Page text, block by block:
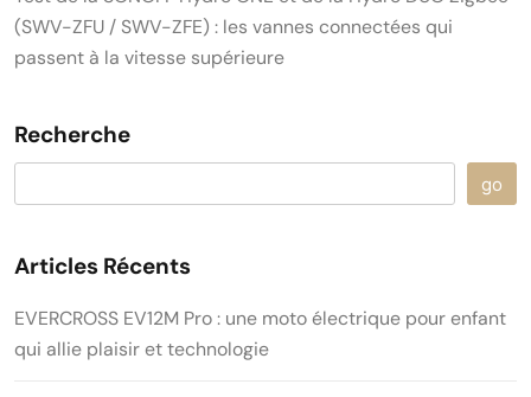
(SWV-ZFU / SWV-ZFE) : les vannes connectées qui
passent à la vitesse supérieure
Recherche
go
Articles Récents
EVERCROSS EV12M Pro : une moto électrique pour enfant
qui allie plaisir et technologie